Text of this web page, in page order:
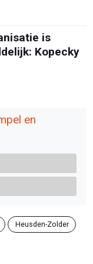
is
Kopecky
en
Heusden-Zolder